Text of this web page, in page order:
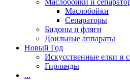
Маслобойки и
Маслобойки
Сепараторы
Бидоны и фляги
Доильные аппараты
Новый Год
Искусственные елки и
Гирлянды
...